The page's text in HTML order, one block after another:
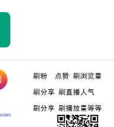
Facebook